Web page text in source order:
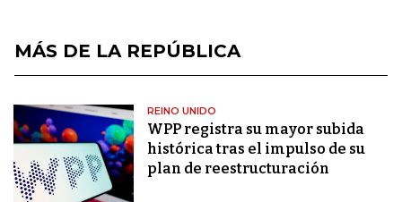
MÁS DE LA REPÚBLICA
REINO UNIDO
WPP registra su mayor subida
histórica tras el impulso de su
plan de reestructuración